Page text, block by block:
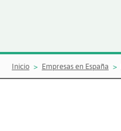
Inicio Empresas en España